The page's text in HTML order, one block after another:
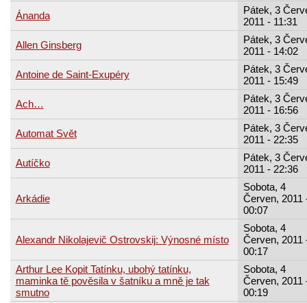
Ánanda
Pátek, 3
2011 - 11:31
Allen Ginsberg
Pátek, 3
2011 - 14:02
Antoine de Saint-Exupéry
Pátek, 3
2011 - 15:49
Ach…
Pátek, 3
2011 - 16:56
Automat Svět
Pátek, 3
2011 - 22:35
Autíčko
Pátek, 3
2011 - 22:36
Arkádie
Sobota, 4
Červen, 2011
00:07
Alexandr Nikolajevič Ostrovskij: Výnosné místo
Sobota, 4
Červen, 2011
00:17
Arthur Lee Kopit Tatínku, ubohý tatínku,
maminka tě pověsila v šatníku a mně je tak
smutno
Sobota, 4
Červen, 2011
00:19